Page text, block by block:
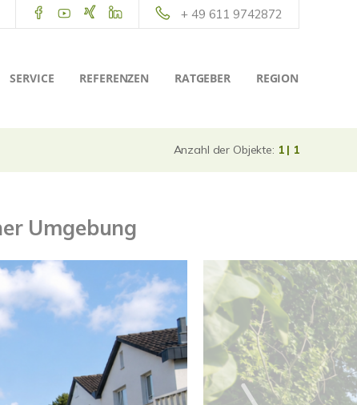
+ 49 611 9742872
SERVICE REFERENZEN RATGEBER REGION
Anzahl der Objekte: 1 | 1
Umgebung